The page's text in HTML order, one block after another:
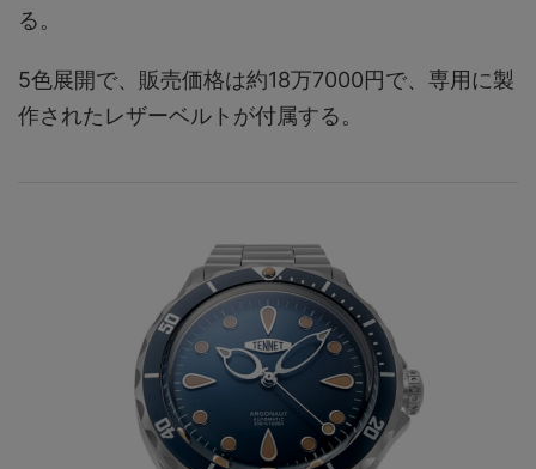
る。
5色展開で、販売価格は約18万7000円で、専用に製
作されたレザーベルトが付属する。